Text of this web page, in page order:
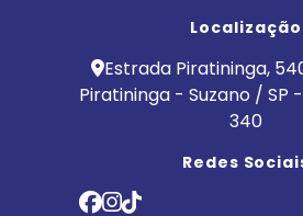
Localização
Estrada Piratininga,
Piratininga - Suzano / SP
340
Redes